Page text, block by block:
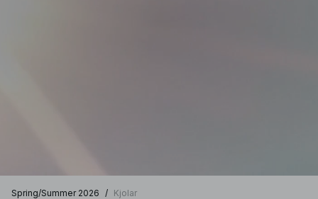
Spring/Summer 2026 / Kjolar